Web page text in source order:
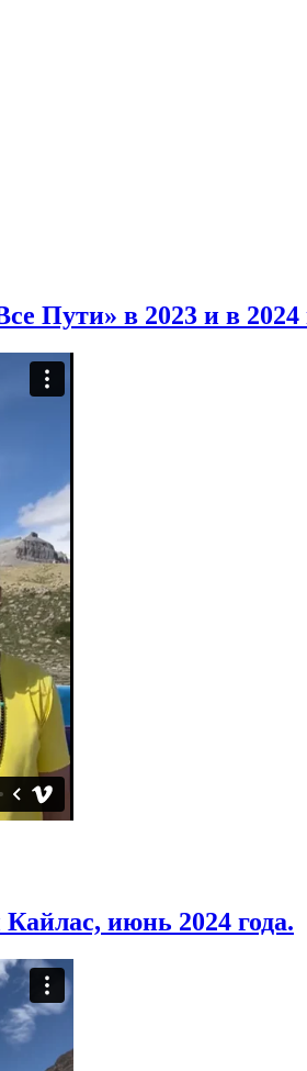
Пути» в 2023 и в 2024
июнь 2024 года.